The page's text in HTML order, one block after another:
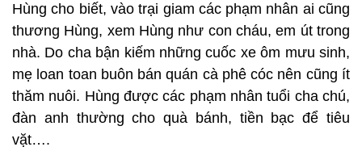
Hùng cho biết, vào trại giam các phạm nhân ai cũng
thương Hùng, xem Hùng như con cháu, em út trong
nhà. Do cha bận kiếm những cuốc xe ôm mưu sinh,
mẹ loan toan buôn bán quán cà phê cóc nên cũng ít
thăm nuôi. Hùng được các phạm nhân tuổi cha chú,
đàn anh thường cho quà bánh, tiền bạc để tiêu
vặt….